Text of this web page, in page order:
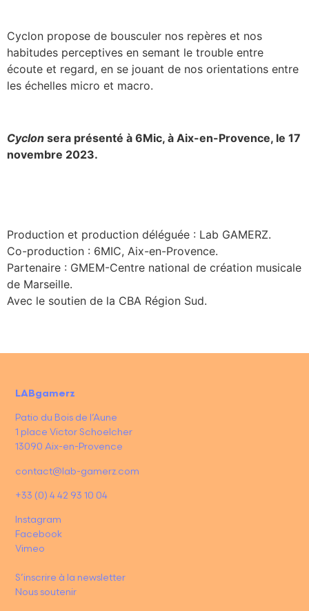
Cyclon propose de bousculer nos repères et nos
habitudes perceptives en semant le trouble entre
écoute et regard, en se jouant de nos orientations entre
les échelles micro et macro.
Cyclon sera présenté à 6Mic, à Aix-en-Provence, le 17
novembre 2023.
Production et production déléguée : Lab GAMERZ.
Co-production : 6MIC, Aix-en-Provence.
Partenaire : GMEM-Centre national de création musicale
de Marseille.
Avec le soutien de la CBA Région Sud.
LABgamerz
Patio du Bois de l’Aune
1 place Victor Schoelcher
13090 Aix-en-Provence
contact@lab-gamerz.com
+33 (0) 4 42 93 10 04
Instagram
Facebook
Vimeo
S’inscrire à la newsletter
Nous soutenir